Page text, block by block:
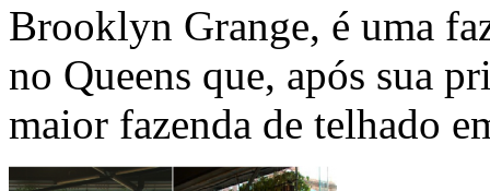
Brooklyn Grange, é uma
no Queens que, após sua
maior fazenda de telhado